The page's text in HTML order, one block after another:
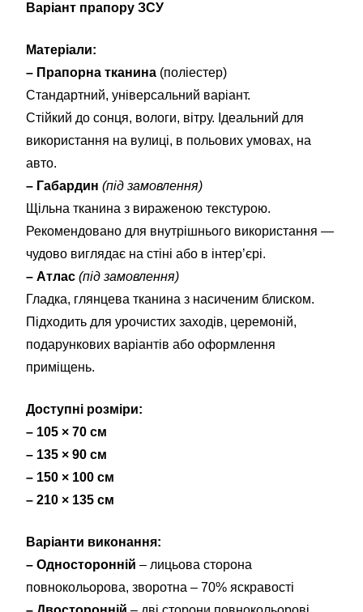
Варіант прапору ЗСУ
Матеріали:
– Прапорна тканина (поліестер)
Стандартний, універсальний варіант.
Стійкий до сонця, вологи, вітру. Ідеальний для
використання на вулиці, в польових умовах, на
авто.
– Габардин (під замовлення)
Щільна тканина з вираженою текстурою.
Рекомендовано для внутрішнього використання —
чудово виглядає на стіні або в інтер’єрі.
– Атлас (під замовлення)
Гладка, глянцева тканина з насиченим блиском.
Підходить для урочистих заходів, церемоній,
подарункових варіантів або оформлення
приміщень.
Доступні розміри:
– 105 × 70 см
– 135 × 90 см
– 150 × 100 см
– 210 × 135 см
Варіанти виконання:
– Односторонній – лицьова сторона
повнокольорова, зворотна – 70% яскравості